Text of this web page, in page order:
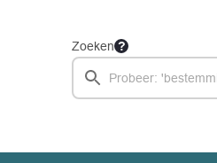
Zoeken